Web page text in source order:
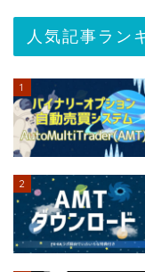
人気記事ラン
1
2